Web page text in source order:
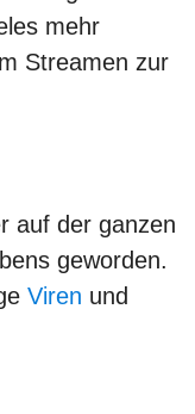
mehr
Streamen zur
auf der ganzen
geworden.
Viren und